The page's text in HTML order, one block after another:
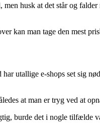
husk at det står og
kan man tage den mest
utallige e-shops set sig
at man er tryg ved at
burde det i nogle tilfælde